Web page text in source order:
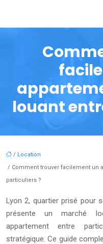
louant
/ Location
/ Comment trouver facilement un
particuliers ?
Lyon 2, quartier prisé pour
présente un marché
appartement entre
stratégique. Ce guide